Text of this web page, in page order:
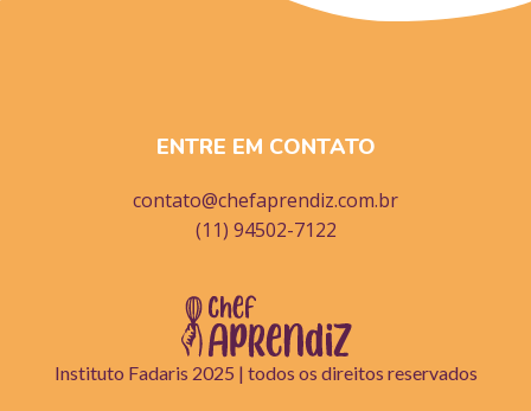
ENTRE EM CONTATO
contato@chefaprendiz.com.br
(11) 94502-7122
Instituto Fadaris 2025 | todos os direitos reservados